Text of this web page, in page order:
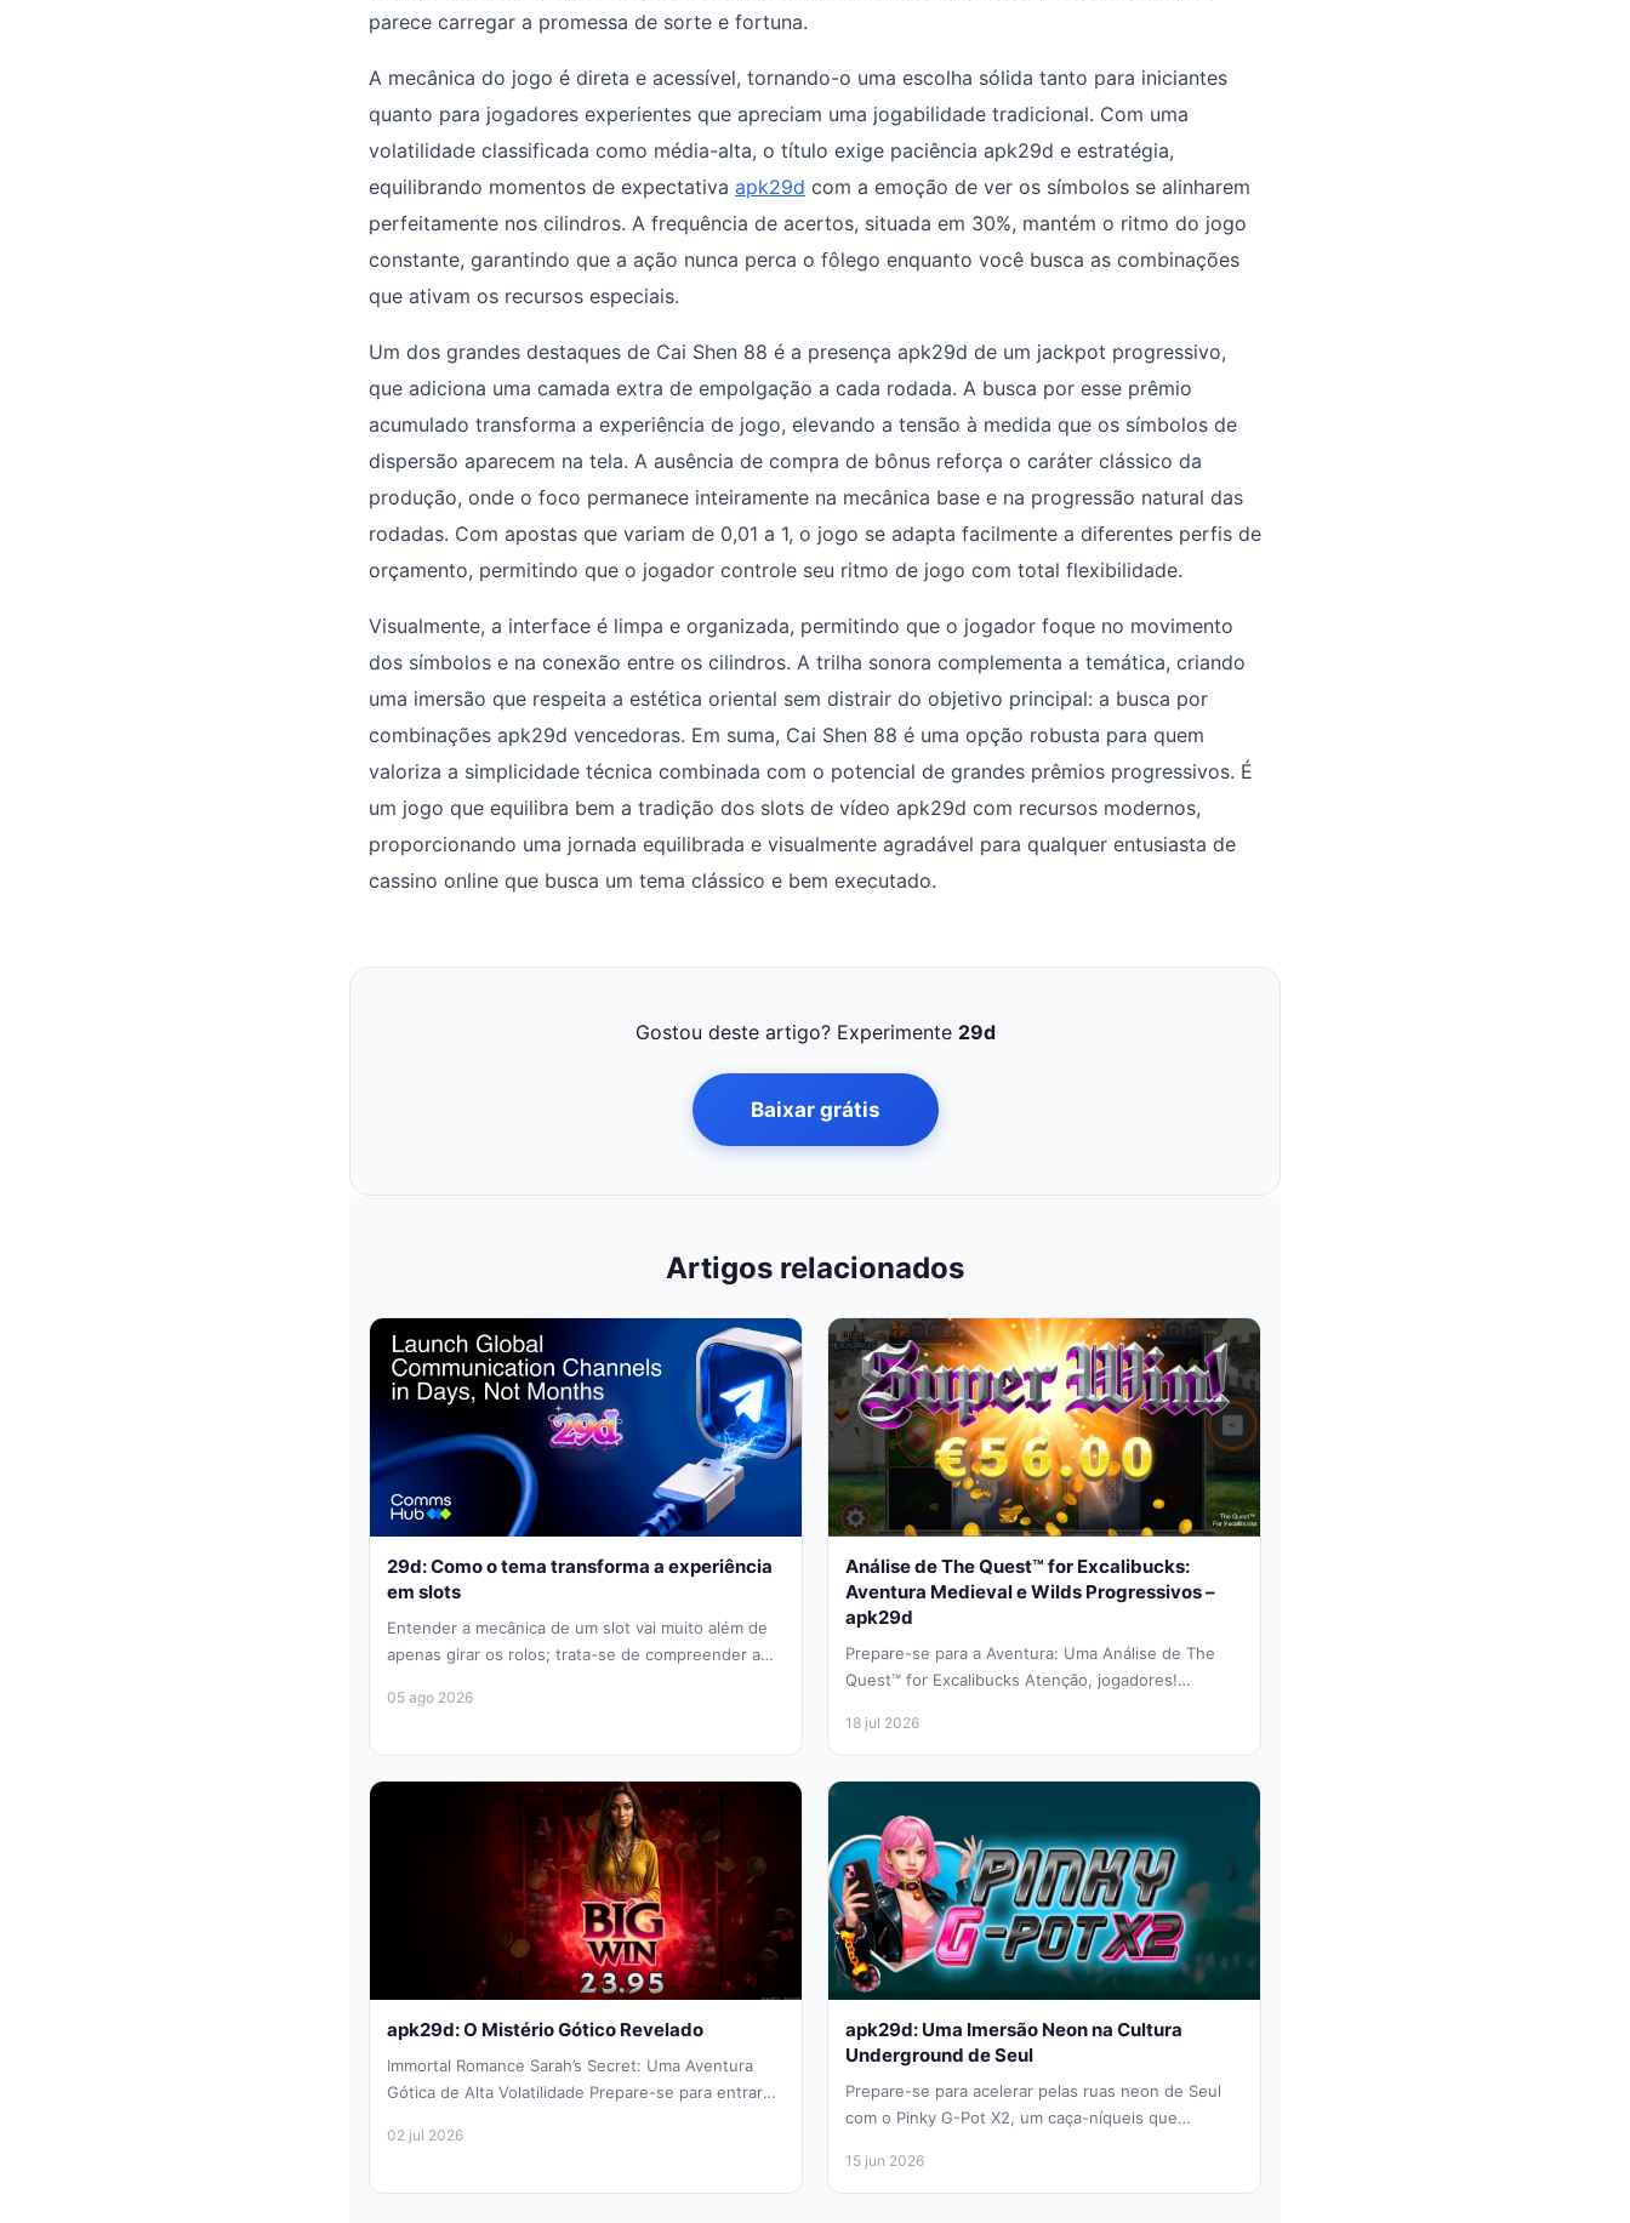
parece carregar a promessa de sorte e fortuna.
A mecânica do jogo é direta e acessível, tornando-o uma escolha sólida tanto para iniciantes
quanto para jogadores experientes que apreciam uma jogabilidade tradicional. Com uma
volatilidade classificada como média-alta, o título exige paciência apk29d e estratégia,
equilibrando momentos de expectativa apk29d com a emoção de ver os símbolos se alinharem
perfeitamente nos cilindros. A frequência de acertos, situada em 30%, mantém o ritmo do jogo
constante, garantindo que a ação nunca perca o fôlego enquanto você busca as combinações
que ativam os recursos especiais.
Um dos grandes destaques de Cai Shen 88 é a presença apk29d de um jackpot progressivo,
que adiciona uma camada extra de empolgação a cada rodada. A busca por esse prêmio
acumulado transforma a experiência de jogo, elevando a tensão à medida que os símbolos de
dispersão aparecem na tela. A ausência de compra de bônus reforça o caráter clássico da
produção, onde o foco permanece inteiramente na mecânica base e na progressão natural das
rodadas. Com apostas que variam de 0,01 a 1, o jogo se adapta facilmente a diferentes perfis de
orçamento, permitindo que o jogador controle seu ritmo de jogo com total flexibilidade.
Visualmente, a interface é limpa e organizada, permitindo que o jogador foque no movimento
dos símbolos e na conexão entre os cilindros. A trilha sonora complementa a temática, criando
uma imersão que respeita a estética oriental sem distrair do objetivo principal: a busca por
combinações apk29d vencedoras. Em suma, Cai Shen 88 é uma opção robusta para quem
valoriza a simplicidade técnica combinada com o potencial de grandes prêmios progressivos. É
um jogo que equilibra bem a tradição dos slots de vídeo apk29d com recursos modernos,
proporcionando uma jornada equilibrada e visualmente agradável para qualquer entusiasta de
cassino online que busca um tema clássico e bem executado.
Gostou deste artigo? Experimente 29d
Baixar grátis
Artigos relacionados
29d: Como o tema transforma a experiência
em slots
Entender a mecânica de um slot vai muito além de
apenas girar os rolos; trata-se de compreender a
05 ago 2026
Análise de The Quest™ for Excalibucks:
Aventura Medieval e Wilds Progressivos –
apk29d
Prepare-se para a Aventura: Uma Análise de The
Quest™ for Excalibucks Atenção, jogadores!
18 jul 2026
apk29d: O Mistério Gótico Revelado
Immortal Romance Sarah’s Secret: Uma Aventura
Gótica de Alta Volatilidade Prepare-se para entrar
02 jul 2026
apk29d: Uma Imersão Neon na Cultura
Underground de Seul
Prepare-se para acelerar pelas ruas neon de Seul
com o Pinky G-Pot X2, um caça-níqueis que
15 jun 2026